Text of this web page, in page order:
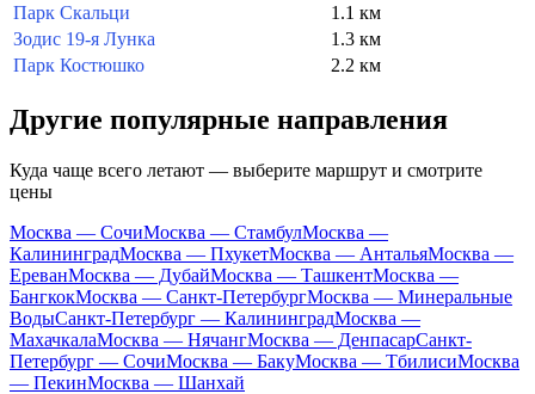
Парк Скальци
1.1 км
Зодис 19-я Лунка
1.3 км
Парк Костюшко
2.2 км
Другие популярные направления
Куда чаще всего летают — выберите маршрут и смотрите
цены
Москва — СочиМосква — СтамбулМосква —
КалининградМосква — ПхукетМосква — АнтальяМосква —
ЕреванМосква — ДубайМосква — ТашкентМосква —
БангкокМосква — Санкт-ПетербургМосква — Минеральные
ВодыСанкт-Петербург — КалининградМосква —
МахачкалаМосква — НячангМосква — ДенпасарСанкт-
Петербург — СочиМосква — БакуМосква — ТбилисиМосква
— ПекинМосква — Шанхай